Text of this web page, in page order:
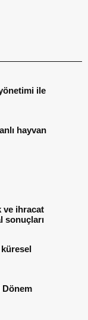
ile
hayvan
ve ihracat
sonuçları
Dönem